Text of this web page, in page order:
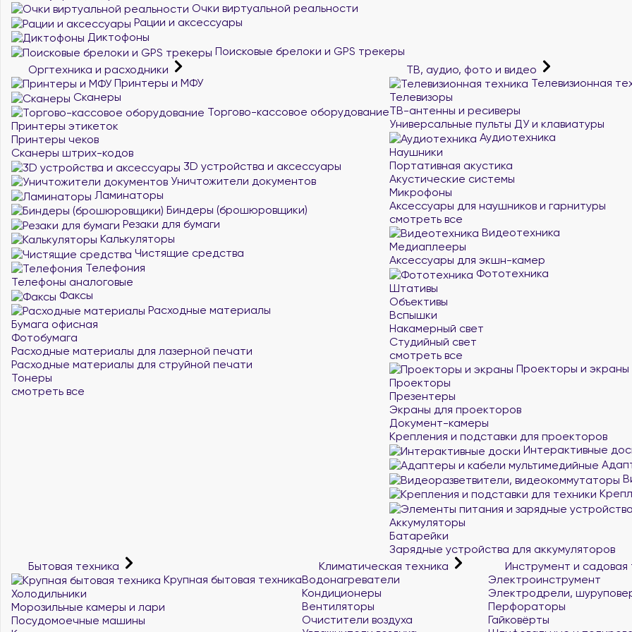
Очки виртуальной реальности
Рации и аксессуары
Диктофоны
Поисковые брелоки и GPS трекеры
Оргтехника и расходники
Принтеры и МФУ
Сканеры
Торгово-кассовое оборудование
Принтеры этикеток
Принтеры чеков
Сканеры штрих-кодов
3D устройства и аксессуары
Уничтожители документов
Ламинаторы
Биндеры (брошюровщики)
Резаки для бумаги
Калькуляторы
Чистящие средства
Телефония
Телефоны аналоговые
Факсы
Расходные материалы
Бумага офисная
Фотобумага
Расходные материалы для лазерной печати
Расходные материалы для струйной печати
Тонеры
смотреть все
ТВ, аудио, фото и видео
Телевизионная
Телевизоры
ТВ-антенны и ресиверы
Универсальные пульты ДУ и клавиатуры
Аудиотехника
Наушники
Портативная акустика
Акустические системы
Микрофоны
Аксессуары для наушников и гарнитуры
смотреть все
Видеотехника
Медиаплееры
Аксессуары для экшн-камер
Фототехника
Штативы
Объективы
Вспышки
Накамерный свет
Студийный свет
смотреть все
Проекторы и экраны
Проекторы
Презентеры
Экраны для проекторов
Документ-камеры
Крепления и подставки для проекторов
Интерактивные
Аккумуляторы
Батарейки
Зарядные устройства для аккумуляторов
Бытовая техника
Крупная бытовая техника
Холодильники
Морозильные камеры и лари
Посудомоечные машины
Климатическая техника
Водонагреватели
Кондиционеры
Вентиляторы
Очистители воздуха
Инструмент и садовая
Электроинструмент
Электродрели,
Перфораторы
Гайковёрты